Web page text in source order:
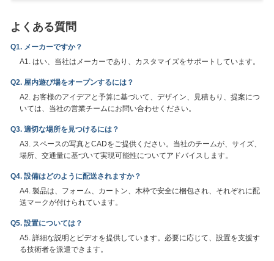
よくある質問
Q1. メーカーですか？
A1. はい、当社はメーカーであり、カスタマイズをサポートしています。
Q2. 屋内遊び場をオープンするには？
A2. お客様のアイデアと予算に基づいて、デザイン、見積もり、提案につ
いては、当社の営業チームにお問い合わせください。
Q3. 適切な場所を見つけるには？
A3. スペースの写真とCADをご提供ください。当社のチームが、サイズ、
場所、交通量に基づいて実現可能性についてアドバイスします。
Q4. 設備はどのように配送されますか？
A4. 製品は、フォーム、カートン、木枠で安全に梱包され、それぞれに配
送マークが付けられています。
Q5. 設置については？
A5. 詳細な説明とビデオを提供しています。必要に応じて、設置を支援す
る技術者を派遣できます。